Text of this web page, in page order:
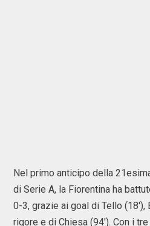
Nel primo anticipo della
di Serie A, la Fiorentina ha
0-3, grazie ai goal di Tello (18'),
rigore e di Chiesa (94'). Con i